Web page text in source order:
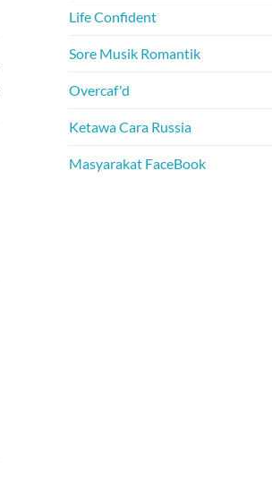
Life Confident
Sore Musik Romantik
Overcaf'd
Ketawa Cara Russia
Masyarakat FaceBook